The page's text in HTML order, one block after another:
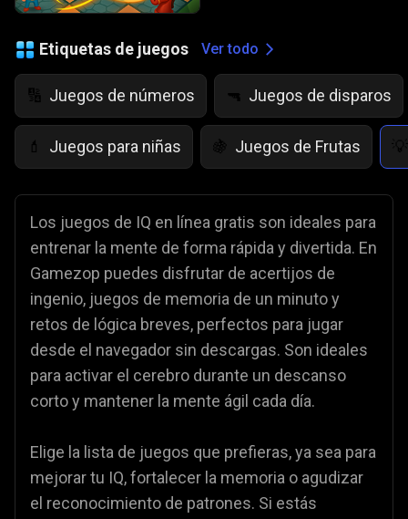
Etiquetas de juegos Ver todo
🔢 Juegos de números 🔫 Juegos de disparos
💄 Juegos para niñas 🍇 Juegos de Frutas 💡
Los juegos de IQ en línea gratis son ideales para
entrenar la mente de forma rápida y divertida. En
Gamezop puedes disfrutar de acertijos de
ingenio, juegos de memoria de un minuto y
retos de lógica breves, perfectos para jugar
desde el navegador sin descargas. Son ideales
para activar el cerebro durante un descanso
corto y mantener la mente ágil cada día.
Elige la lista de juegos que prefieras, ya sea para
mejorar tu IQ, fortalecer la memoria o agudizar
el reconocimiento de patrones. Si estás